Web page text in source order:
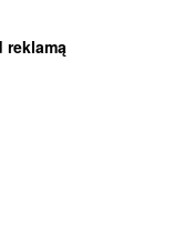
reklamą